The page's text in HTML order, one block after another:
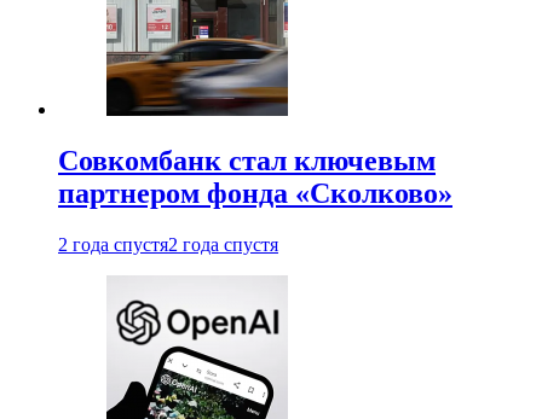
Совкомбанк стал ключевым
партнером фонда «Сколково»
2 года спустя2 года спустя